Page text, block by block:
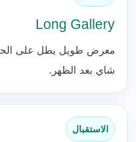
Long Gallery
معرض طويل يطل على
شاي بعد الظهر.
الاستقبال